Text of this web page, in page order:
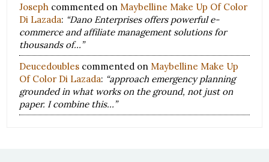
Joseph commented on Maybelline Make Up Of Color
Di Lazada: “Dano Enterprises offers powerful e-
commerce and affiliate management solutions for
thousands of…”
Deucedoubles commented on Maybelline Make Up
Of Color Di Lazada: “approach emergency planning
grounded in what works on the ground, not just on
paper. I combine this…”